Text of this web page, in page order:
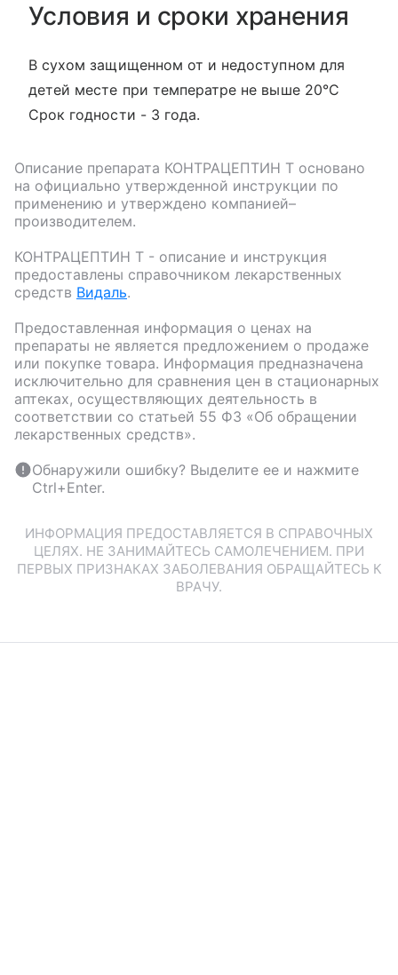
Условия и сроки хранения
В сухом защищенном от и недоступном для
детей месте при температре не выше 20°С
Срок годности - 3 года.
Описание препарата КОНТРАЦЕПТИН Т основано
на официально утвержденной инструкции по
применению и утверждено компанией–
производителем.
КОНТРАЦЕПТИН Т - описание и инструкция
предоставлены справочником лекарственных
средств Видаль.
Предоставленная информация о ценах на
препараты не является предложением о продаже
или покупке товара. Информация предназначена
исключительно для сравнения цен в стационарных
аптеках, осуществляющих деятельность в
соответствии со статьей 55 ФЗ «Об обращении
лекарственных средств».
Обнаружили ошибку? Выделите ее и нажмите
Ctrl+Enter.
ИНФОРМАЦИЯ ПРЕДОСТАВЛЯЕТСЯ В СПРАВОЧНЫХ
ЦЕЛЯХ. НЕ ЗАНИМАЙТЕСЬ САМОЛЕЧЕНИЕМ. ПРИ
ПЕРВЫХ ПРИЗНАКАХ ЗАБОЛЕВАНИЯ ОБРАЩАЙТЕСЬ К
ВРАЧУ.